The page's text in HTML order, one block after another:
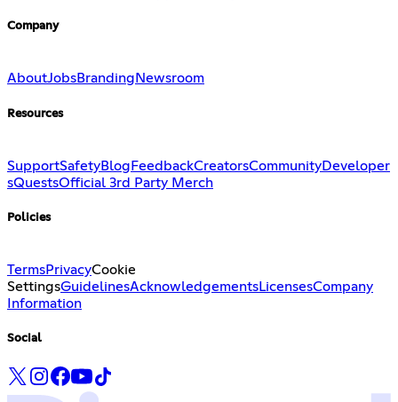
Company
AboutJobsBranding Newsroom
Resources
SupportSafetyBlog FeedbackCreatorsCommunityDeveloper
sQuestsOfficial 3rd Party Merch
Policies
TermsPrivacyCookie
SettingsGuidelinesAcknowledgementsLicensesCompany
Information
Social